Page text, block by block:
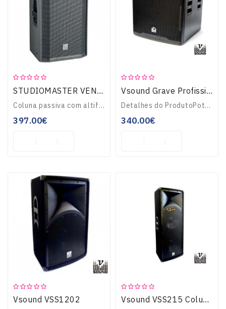
STUDIOMASTER VENTURE12 COLUNA PASSIVA
Coluna passiva com altifalante de 12” e driver de compressão de 1,7”, 400w RMS / 1600 peak, SPL Max 132db, resposta de frequências 55hz-20khz, 17kg...
397.00€
Vsound Grave Profissional Subwoofer 15" 8 Ohm 900wmáx VSSW15P
Detalhes do ProdutoPotência Máxima: 900Wmáx, SubWoofer c/ filtro Passivo, Frequência resposta: 40Hz-3.5KHzSistema de alta Eficiência com Grande Nível de Pressão..
340.00€
Vsound VSS1202 Vsound VSS215 Coluna Profissional 2 X 15" 1600W